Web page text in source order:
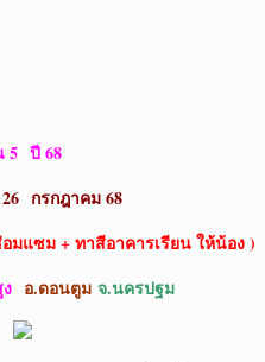
5 ปี 68
กรกฎาคม 68
มแซม + ทาสีอาคารเรียน ให้น้อง )
อ.ดอนตูม จ.นครปฐม